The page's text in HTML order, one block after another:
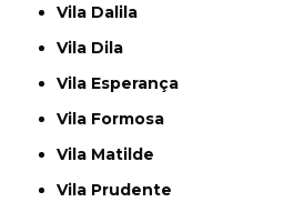
Vila Dalila
Vila Dila
Vila Esperança
Vila Formosa
Vila Matilde
Vila Prudente